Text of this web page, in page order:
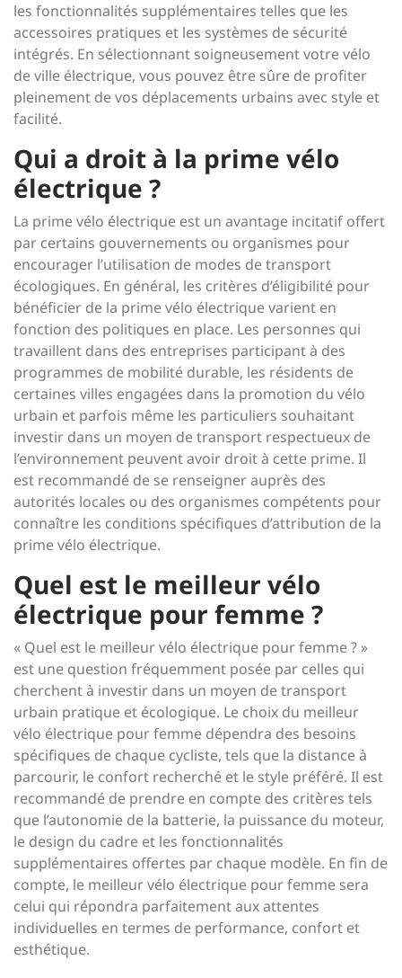
les fonctionnalités supplémentaires telles que les
accessoires pratiques et les systèmes de sécurité
intégrés. En sélectionnant soigneusement votre vélo
de ville électrique, vous pouvez être sûre de profiter
pleinement de vos déplacements urbains avec style et
facilité.
Qui a droit à la prime vélo
électrique ?
La prime vélo électrique est un avantage incitatif offert
par certains gouvernements ou organismes pour
encourager l’utilisation de modes de transport
écologiques. En général, les critères d’éligibilité pour
bénéficier de la prime vélo électrique varient en
fonction des politiques en place. Les personnes qui
travaillent dans des entreprises participant à des
programmes de mobilité durable, les résidents de
certaines villes engagées dans la promotion du vélo
urbain et parfois même les particuliers souhaitant
investir dans un moyen de transport respectueux de
l’environnement peuvent avoir droit à cette prime. Il
est recommandé de se renseigner auprès des
autorités locales ou des organismes compétents pour
connaître les conditions spécifiques d’attribution de la
prime vélo électrique.
Quel est le meilleur vélo
électrique pour femme ?
« Quel est le meilleur vélo électrique pour femme ? »
est une question fréquemment posée par celles qui
cherchent à investir dans un moyen de transport
urbain pratique et écologique. Le choix du meilleur
vélo électrique pour femme dépendra des besoins
spécifiques de chaque cycliste, tels que la distance à
parcourir, le confort recherché et le style préféré. Il est
recommandé de prendre en compte des critères tels
que l’autonomie de la batterie, la puissance du moteur,
le design du cadre et les fonctionnalités
supplémentaires offertes par chaque modèle. En fin de
compte, le meilleur vélo électrique pour femme sera
celui qui répondra parfaitement aux attentes
individuelles en termes de performance, confort et
esthétique.